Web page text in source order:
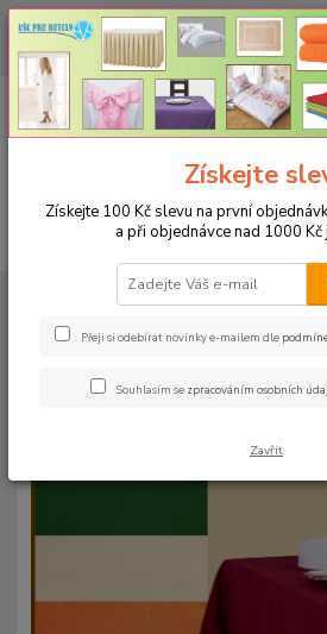
CHCETE NAKOUPIT VĚTŠÍ MNOŽSTVÍ
CENU? Klikněte
CZK
+420 773 794 023
Pondělí-pátek 9-16 hodin
UBRUSY
Teflonové ubrusy
Teflonový ubrus
bordo 11
Získejte
Získejte 100 Kč slevu na první
a při objednávce nad 1000 Kč
Přeji si odebírat novinky e-mailem dle
Souhlasím se zpracováním osobních
Zavřít